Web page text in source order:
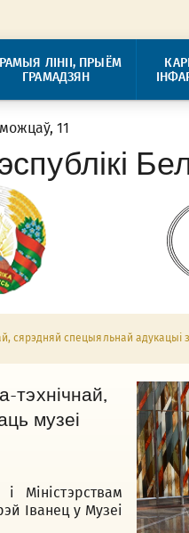
ЛІНІІ, ПРЫЁМ
ГРАМАДЗЯН
11
спецыяльнай адукацыі
тэхнічнай,
музеі
Міністэрствам
Іванец у Музеі